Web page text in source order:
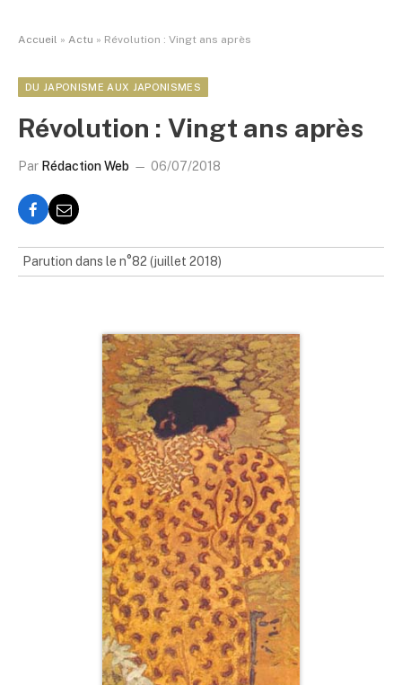
Accueil » Actu » Révolution : Vingt ans après
DU JAPONISME AUX JAPONISMES
Révolution : Vingt ans après
Par Rédaction Web 06/07/2018
Parution dans le n°82 (juillet 2018)